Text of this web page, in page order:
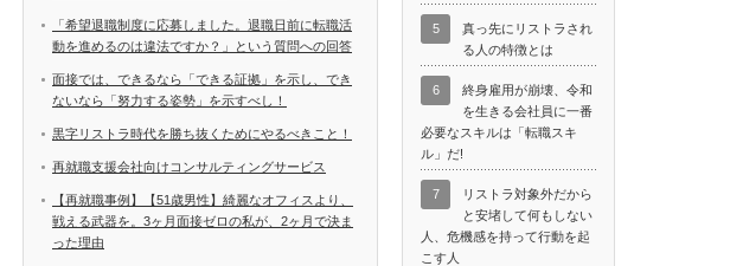
「希望退職制度に応募しました。退職日前に転職活
動を進めるのは違法ですか？」という質問への回答
面接では、できるなら「できる証拠」を示し、でき
ないなら「努力する姿勢」を示すべし！
黒字リストラ時代を勝ち抜くためにやるべきこと！
再就職支援会社向けコンサルティングサービス
【再就職事例】【51歳男性】綺麗なオフィスより、
戦える武器を。3ヶ月面接ゼロの私が、2ヶ月で決ま
った理由
5
真っ先にリストラされ
る人の特徴とは
6
終身雇用が崩壊、令和
を生きる会社員に一番
必要なスキルは「転職スキ
ル」だ!
7
リストラ対象外だから
と安堵して何もしない
人、危機感を持って行動を起
こす人